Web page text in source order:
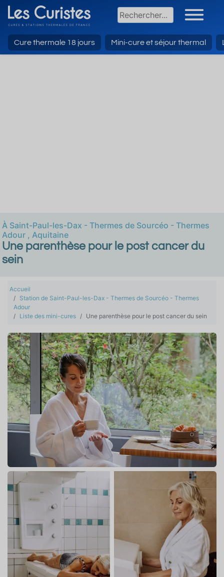
Cure thermale 18 jours Mini-cure et séjour thermal
À Saint-Paul-les-Dax - Thermes de Sourcéo - Thermes
Adour , Aquitaine
Une parenthèse pour le post cancer du
sein
Accueil
Station de Saint-Paul-les-Dax - Thermes de Sourcéo - Thermes
Adour
Liste des mini-cures
Une parenthèse pour le post cancer du sein